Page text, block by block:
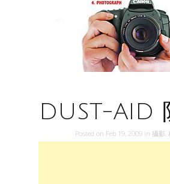
DUST-AID
Posted on Feb 19, 2009 in 攝影,